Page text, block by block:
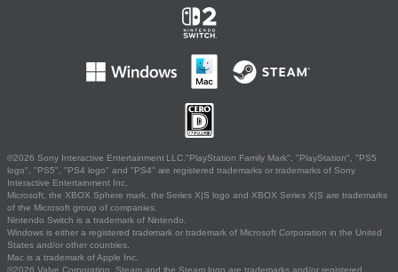
©2026 Sony Interactive Entertainment LLC."PlayStation Family Mark", "PlayStation", "PS5
logo", "PS5", "PS4 logo" and "PS4" are registered trademarks or trademarks of Sony
Interactive Entertainment Inc.
Microsoft, the XBOX Sphere mark, the Series X|S logo and XBOX Series X|S are trademarks
of the Microsoft group of companies.
Nintendo Switch is a trademark of Nintendo.
Windows is either a registered trademark or trademark of Microsoft Corporation in the United
States and/or other countries.
Mac is a trademark of Apple Inc.
©2026 Valve Corporation. Steam and the Steam logo are trademarks and/or registered